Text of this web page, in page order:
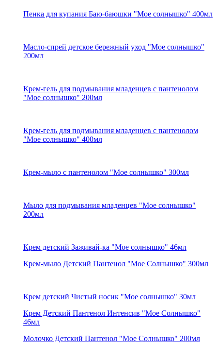
Пенка для купания Баю-баюшки "Мое солнышко" 400мл
Масло-спрей детское бережный уход "Мое солнышко"
200мл
Крем-гель для подмывания младенцев с пантенолом
"Мое солнышко" 200мл
Крем-гель для подмывания младенцев с пантенолом
"Мое солнышко" 400мл
Крем-мыло с пантенолом "Мое солнышко" 300мл
Мыло для подмывания младенцев "Мое солнышко"
200мл
Крем детский Заживай-ка "Мое солнышко" 46мл
Крем-мыло Детский Пантенол "Мое Солнышко" 300мл
Крем детский Чистый носик "Мое солнышко" 30мл
Крем Детский Пантенол Интенсив "Мое Солнышко"
46мл
Молочко Детский Пантенол "Мое Солнышко" 200мл